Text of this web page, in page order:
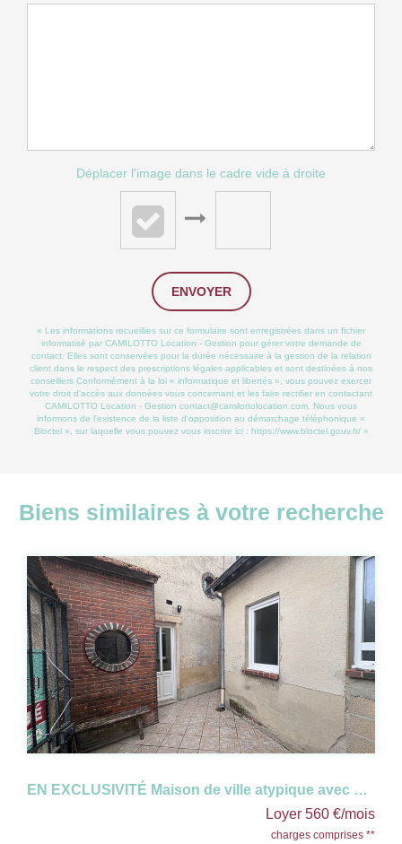
Déplacer l'image dans le cadre vide à droite
ENVOYER
« Les informations recueillies sur ce formulaire sont enregistrées dans un fichier
informatisé par CAMILOTTO Location - Gestion pour gérer votre demande de
contact. Elles sont conservées pour la durée nécessaire à la gestion de la relation
client dans le respect des prescriptions légales applicables et sont destinées à nos
conseillers Conformément à la loi « informatique et libertés », vous pouvez exercer
votre droit d'accès aux données vous concernant et les faire rectifier en contactant
CAMILOTTO Location - Gestion contact@camilottolocation.com. Nous vous
informons de l'existence de la liste d'opposition au démarchage téléphonique «
Bloctel », sur laquelle vous pouvez vous inscrire ici : https://www.bloctel.gouv.fr/»
Biens similaires à votre recherche
EN EXCLUSIVITÉ Maison de ville atypique avec cour
Loyer 560 €/mois
charges comprises **